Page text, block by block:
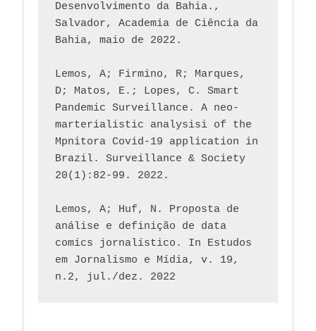
Desenvolvimento da Bahia.,
Salvador, Academia de Ciência da
Bahia, maio de 2022.
Lemos, A; Firmino, R; Marques,
D; Matos, E.; Lopes, C. Smart
Pandemic Surveillance. A neo-
marterialistic analysisi of the
Mpnitora Covid-19 application in
Brazil. Surveillance & Society
20(1):82-99. 2022.
Lemos, A; Huf, N. Proposta de
análise e definição de data
comics jornalístico. In Estudos
em Jornalismo e Mídia, v. 19,
n.2, jul./dez. 2022